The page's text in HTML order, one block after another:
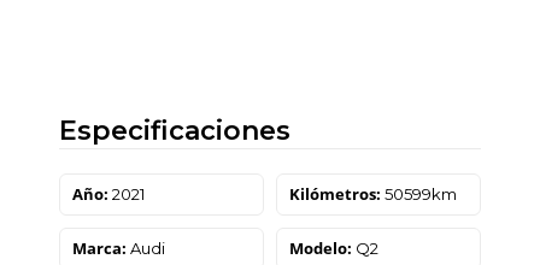
Especificaciones
Año: 2021 Kilómetros: 50599km
Marca: Audi Modelo: Q2